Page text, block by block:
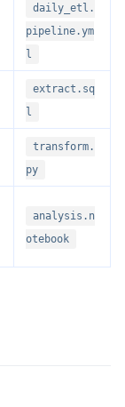
daily_etl.
pipeline.ym
l
extract.sq
l
transform.
py
analysis.n
otebook